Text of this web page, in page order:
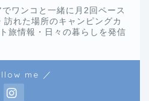
ワンコと一緒に月2回ペース
れた場所のキャンピングカ
旅情報・日々の暮らしを発信
me ／